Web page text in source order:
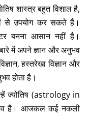
शास्त्र बहुत विशाल है,
से उपयोग कर सकते हैं।
बनना आसान नहीं है।
में अपने ज्ञान और अनुभव
हस्तरेखा विज्ञान और
होता है।
ज्योतिष (astrology in
है। आजकल कई नकली